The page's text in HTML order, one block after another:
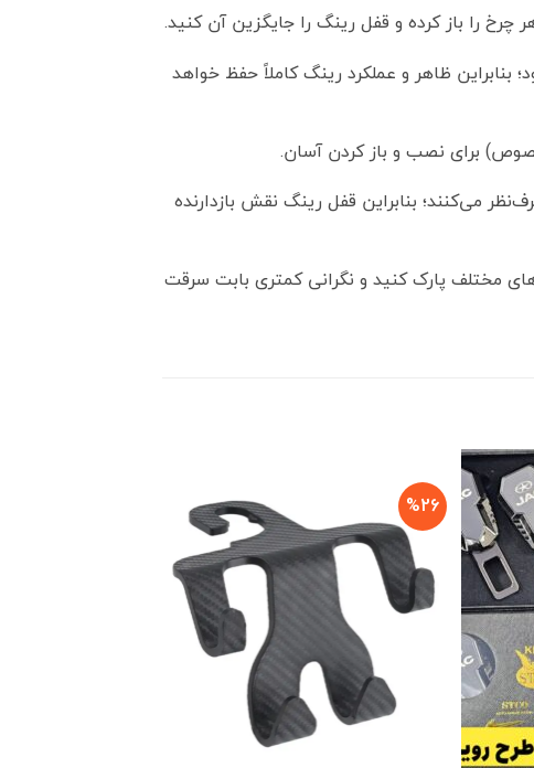
چرخ را باز کرده و قفل رینگ را جایگزین آن کنید.
ظاهر و عملکرد رینگ کاملاً حفظ خواهد
می‌کنند؛ بنابراین قفل رینگ نقش بازدارنده
مختلف پارک کنید و نگرانی کمتری بابت سرقت
%26